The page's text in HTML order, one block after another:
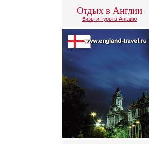
Отдых в Англии
Визы и туры в Англию